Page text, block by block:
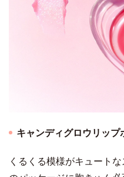
キャンディグロウリップ
くるくる模様がキュート